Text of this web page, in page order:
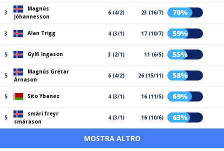
3
Magnús
Jóhannesson
6 (4/2) 23 (16/7) 70%
3 Alan Trigg 4 (3/1) 17 (10/7) 59%
5 Gylfi Ingason 3 (2/1) 11 (6/5) 55%
5
Magnús Grétar
Árnason
6 (4/2) 26 (15/11) 58%
5 Sito Ybanez 4 (3/1) 16 (11/5) 69%
5
smári freyr
smárason
4 (3/1) 16 (10/6) 63%
MOSTRA ALTRO